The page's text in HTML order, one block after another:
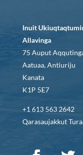
Inuit
Allavinga
75 Auput
Aatuaa, Antiuriju
Kanata
K1P 5E7
+1 613 563 2642
Qarasaujakkut